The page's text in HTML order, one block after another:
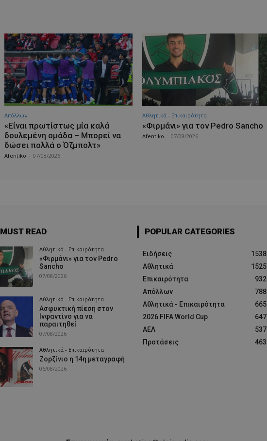
Απόλλων
«Είναι πρωτίστως μία καλά
δουλεμένη ομάδα – Μπορεί να
δώσει πολλά ο Όζμπολτ»
Afentiko 07/08/2026
Αθλητικά - Επικαιρότητα
«Φιρμάνι» για τον Pedro Sancho
Afentiko 07/08/2026
MUST READ
Αθλητικά - Επικαιρότητα
«Φιρμάνι» για τον Pedro
Sancho
07/08/2026
Αθλητικά - Επικαιρότητα
Ασφυκτική πίεση στον
Ινφαντίνο για να
παραιτηθεί
07/08/2026
Αθλητικά - Επικαιρότητα
Ζορζίνιο η 14η μεταγραφή
06/08/2026
POPULAR CATEGORIES
Ειδήσεις
1538
Αθλητικά
1525
Επικαιρότητα
932
Απόλλων
788
Αθλητικά - Επικαιρότητα
665
2026 FIFA World Cup
647
ΑΕΛ
537
Προτάσεις
463